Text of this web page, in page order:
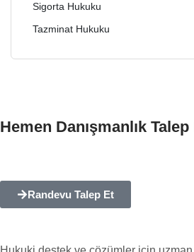
Sigorta Hukuku
Tazminat Hukuku
Hemen Danışmanlık
Randevu Talep Et